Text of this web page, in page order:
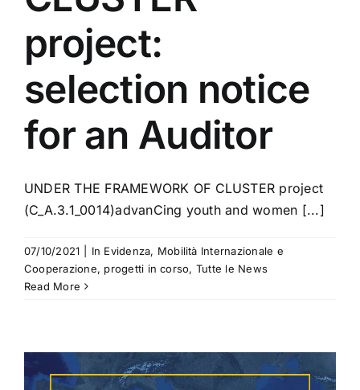
project:
selection notice
for an Auditor
UNDER THE FRAMEWORK OF CLUSTER project
(C_A.3.1_0014)advanCing youth and women [...]
07/10/2021 In Evidenza, Mobilità Internazionale e
Cooperazione, progetti in corso, Tutte le News
Read More